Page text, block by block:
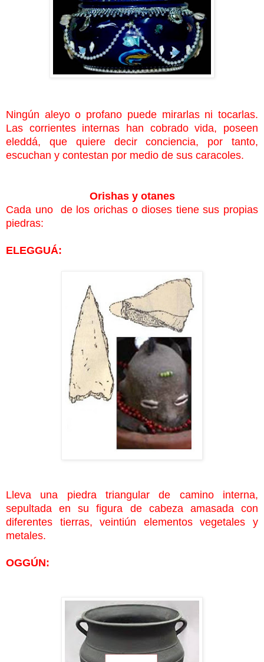
Ningún aleyo o profano puede mirarlas ni tocarlas.
Las corrientes internas han cobrado vida, poseen
eleddá, que quiere decir conciencia, por tanto,
escuchan y contestan por medio de sus caracoles.
Orishas y otanes
Cada uno
de los orichas o dioses tiene sus propias
piedras:
ELEGGUÁ:
Lleva una piedra triangular de camino interna,
sepultada en su figura de cabeza amasada con
diferentes tierras, veintiún elementos vegetales y
metales.
OGGÚN: